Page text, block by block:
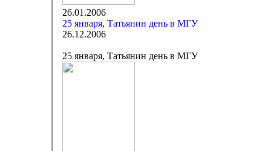
26.01.2006
25 января, Татьянин день в МГУ
26.12.2006
25 января, Татьянин день в МГУ